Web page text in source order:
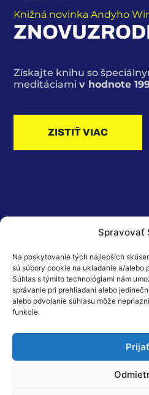
Spravovať
Na poskytovanie tých najlepších
sú súbory cookie na ukladanie a/alebo
Súhlas s týmito technológiami nám
správanie pri prehliadaní alebo
alebo odvolanie súhlasu môže
funkcie.
Prijať
Knižná novinka Andyho
Získajte knihu so
meditáciamiv hodnote
ZISTIŤ VIAC